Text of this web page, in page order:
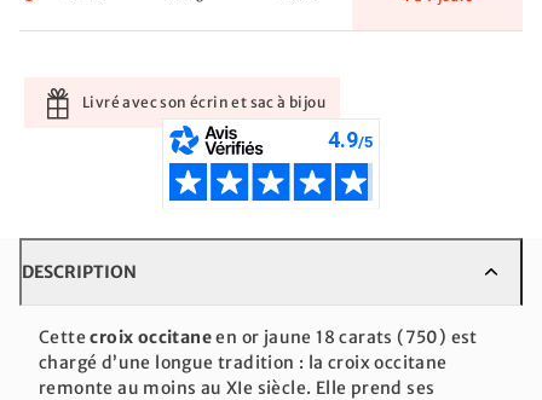
Livré avec son écrin et sac à bijou
DESCRIPTION
Cettecroix occitaneen or jaune 18 carats (750) est
chargé d’une longue tradition : la croix occitane
remonte au moins au XIe siècle. Elle prend ses